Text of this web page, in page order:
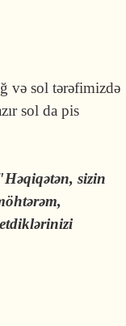
və sol tərəfimizdə
sol da pis
sizin